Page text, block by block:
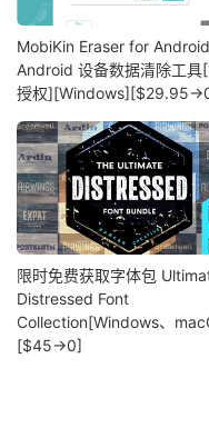
MobiKin Eraser for
Android 设备数据清除工具
授权
限时免费获取字体包
Distressed Font
Collection[Windows、
[$45→0]